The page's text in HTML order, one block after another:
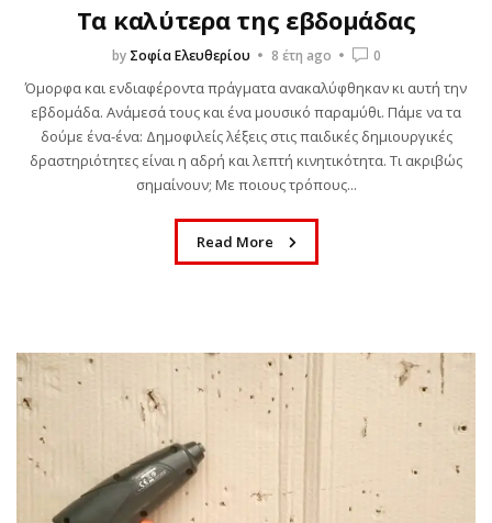
Τα καλύτερα της εβδομάδας
by Σοφία Ελευθερίου 8 έτη ago 0
Όμορφα και ενδιαφέροντα πράγματα ανακαλύφθηκαν κι αυτή την
εβδομάδα. Ανάμεσά τους και ένα μουσικό παραμύθι. Πάμε να τα
δούμε ένα-ένα: Δημοφιλείς λέξεις στις παιδικές δημιουργικές
δραστηριότητες είναι η αδρή και λεπτή κινητικότητα. Τι ακριβώς
σημαίνουν; Με ποιους τρόπους...
Read More